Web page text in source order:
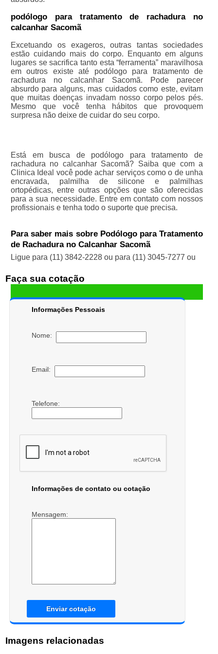
podólogo para tratamento de rachadura no
calcanhar Sacomã
Excetuando os exageros, outras tantas sociedades
estão cuidando mais do corpo. Enquanto em alguns
lugares se sacrifica tanto esta “ferramenta” maravilhosa
em outros existe até podólogo para tratamento de
rachadura no calcanhar Sacomã. Pode parecer
absurdo para alguns, mas cuidados como este, evitam
que muitas doenças invadam nosso corpo pelos pés.
Mesmo que você tenha hábitos que provoquem
surpresa não deixe de cuidar do seu corpo.
Está em busca de podólogo para tratamento de
rachadura no calcanhar Sacomã? Saiba que com a
Clinica Ideal você pode achar serviços como o de unha
encravada, palmilha de silicone e palmilhas
ortopédicas, entre outras opções que são oferecidas
para a sua necessidade. Entre em contato com nossos
profissionais e tenha todo o suporte que precisa.
Para saber mais sobre Podólogo para Tratamento
de Rachadura no Calcanhar Sacomã
Ligue para (11) 3842-2228ou para (11) 3045-7277 ou
Faça sua cotação
Informações Pessoais
Nome:
Email:
Telefone:
Informações de contato ou cotação
Mensagem:
Enviar cotação
Imagens relacionadas